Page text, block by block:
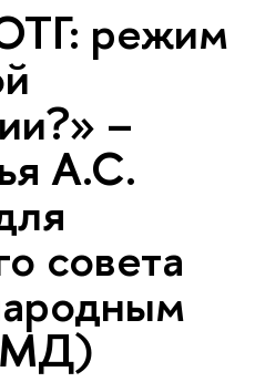
режим
–
А.С.
совета